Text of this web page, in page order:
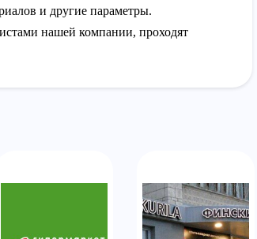
и другие параметры.
нашей компании, проходят